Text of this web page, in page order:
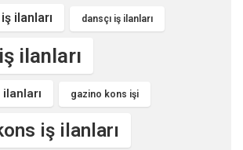
ilanları dansçı iş ilanları
ilanları
gazino kons işi
iş ilanları